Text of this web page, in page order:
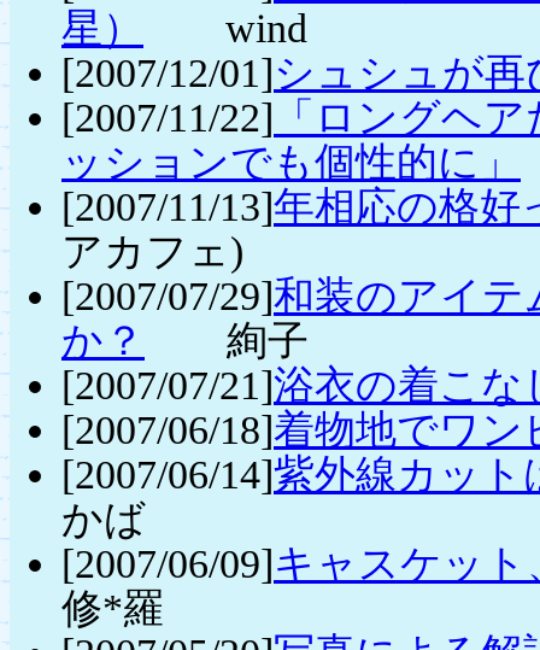
星）
wind
[2007/12/01]シュシュが再
[2007/11/22] 「ロングヘ
ッションでも個性的に」
[2007/11/13]年相応の格好
アカフェ)
[2007/07/29]和装のアイテ
か？
絢子
[2007/07/21]浴衣の着こな
[2007/06/18]着物地でワン
[2007/06/14]紫外線カット
かば
[2007/06/09]キャスケッ
修*羅